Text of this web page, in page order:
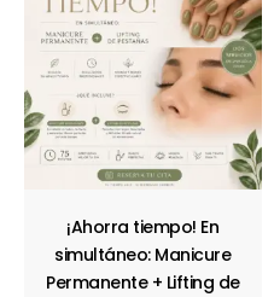
¡Ahorra tiempo! En
simultáneo: Manicure
Permanente + Lifting de